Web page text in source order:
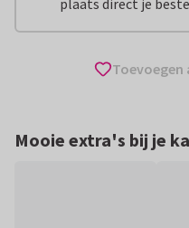
Toevoegen
Mooie extra's bij je